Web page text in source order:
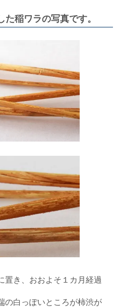
稲ワラの写真です。
置き、おおよそ１カ月経過
の白っぽいところが柿渋が